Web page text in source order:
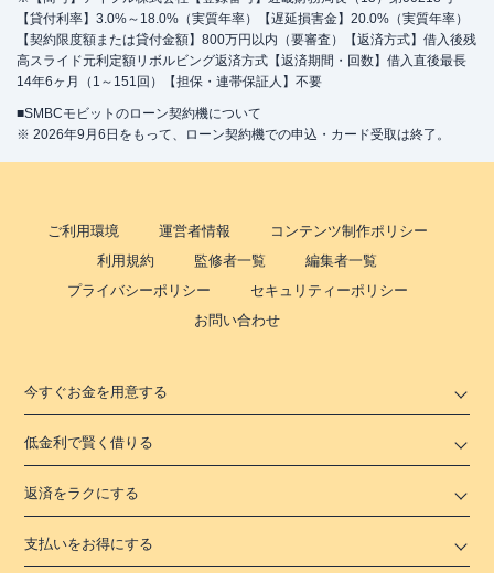
【貸付利率】3.0%～18.0%（実質年率）【遅延損害金】20.0%（実質年率）
【契約限度額または貸付金額】800万円以内（要審査）【返済方式】借入後残
高スライド元利定額リボルビング返済方式【返済期間・回数】借入直後最長
14年6ヶ月（1～151回）【担保・連帯保証人】不要
■SMBCモビットのローン契約機について
※ 2026年9月6日をもって、ローン契約機での申込・カード受取は終了。
ご利用環境 運営者情報
コンテンツ制作ポリシー
利用規約
監修者一覧
編集者一覧
プライバシーポリシー
セキュリティーポリシー
お問い合わせ
今すぐお金を用意する
低金利で賢く借りる
返済をラクにする
支払いをお得にする